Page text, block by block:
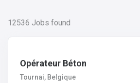
12536 Jobs found
Opérateur Béton
Tournai, Belgique